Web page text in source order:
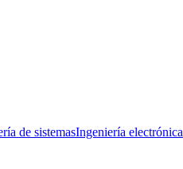
de sistemasIngeniería electrónica